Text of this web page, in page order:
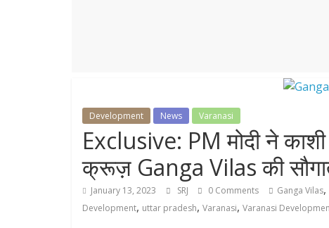
Development News Varanasi
Exclusive: PM मोदी ने
क्रूज़ Ganga Vilas की
January 13, 2023 SRJ 0 Comments Ganga Vilas,
Development, uttar pradesh, Varanasi, Varanasi